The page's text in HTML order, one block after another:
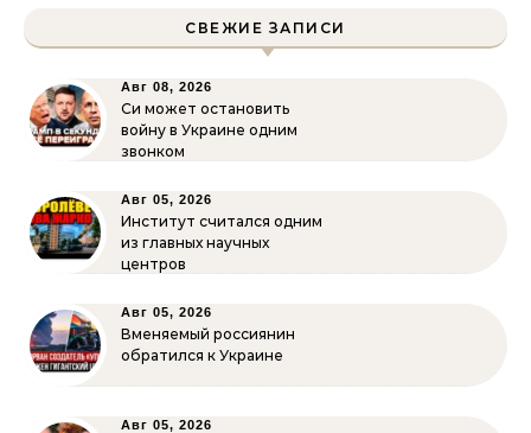
СВЕЖИЕ ЗАПИСИ
Авг 08, 2026
Си может остановить
войну в Украине одним
звонком
Авг 05, 2026
Институт считался одним
из главных научных
центров
Авг 05, 2026
Вменяемый россиянин
обратился к Украине
Авг 05, 2026